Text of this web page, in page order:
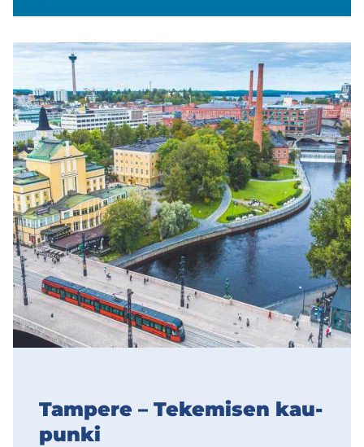
Tam­pe­re – Te­ke­mi­sen kau­
pun­ki